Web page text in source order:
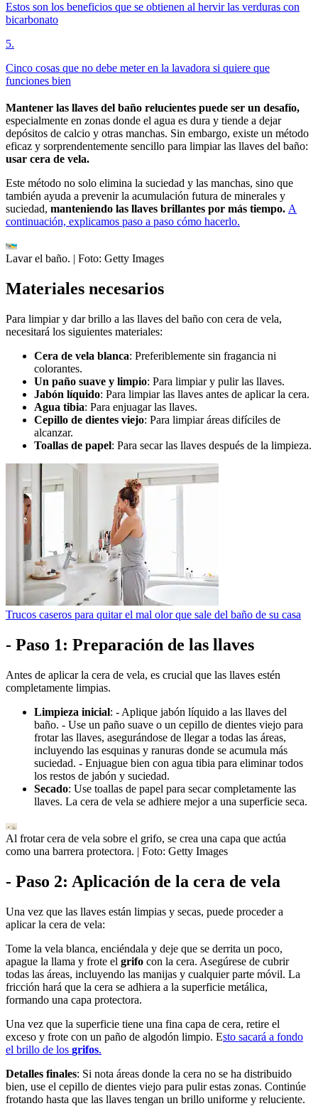
Estos son los beneficios que se obtienen al hervir las verduras con
bicarbonato
5.
Cinco cosas que no debe meter en la lavadora si quiere que
funciones bien
Mantener las llaves del baño relucientes puede ser un desafío,
especialmente en zonas donde el agua es dura y tiende a dejar
depósitos de calcio y otras manchas. Sin embargo, existe un método
eficaz y sorprendentemente sencillo para limpiar las llaves del baño:
usar cera de vela.
Este método no solo elimina la suciedad y las manchas, sino que
también ayuda a prevenir la acumulación futura de minerales y
suciedad, manteniendo las llaves brillantes por más tiempo. A
continuación, explicamos paso a paso cómo hacerlo.
Lavar el baño. | Foto: Getty Images
Materiales necesarios
Para limpiar y dar brillo a las llaves del baño con cera de vela,
necesitará los siguientes materiales:
Cera de vela blanca: Preferiblemente sin fragancia ni
colorantes.
Un paño suave y limpio: Para limpiar y pulir las llaves.
Jabón líquido: Para limpiar las llaves antes de aplicar la cera.
Agua tibia: Para enjuagar las llaves.
Cepillo de dientes viejo: Para limpiar áreas difíciles de
alcanzar.
Toallas de papel: Para secar las llaves después de la limpieza.
Trucos caseros para quitar el mal olor que sale del baño de su casa
- Paso 1: Preparación de las llaves
Antes de aplicar la cera de vela, es crucial que las llaves estén
completamente limpias.
Limpieza inicial: - Aplique jabón líquido a las llaves del
baño. - Use un paño suave o un cepillo de dientes viejo para
frotar las llaves, asegurándose de llegar a todas las áreas,
incluyendo las esquinas y ranuras donde se acumula más
suciedad. - Enjuague bien con agua tibia para eliminar todos
los restos de jabón y suciedad.
Secado: Use toallas de papel para secar completamente las
llaves. La cera de vela se adhiere mejor a una superficie seca.
Al frotar cera de vela sobre el grifo, se crea una capa que actúa
como una barrera protectora. | Foto: Getty Images
- Paso 2: Aplicación de la cera de vela
Una vez que las llaves están limpias y secas, puede proceder a
aplicar la cera de vela:
Tome la vela blanca, enciéndala y deje que se derrita un poco,
apague la llama y frote el grifo con la cera. Asegúrese de cubrir
todas las áreas, incluyendo las manijas y cualquier parte móvil. La
fricción hará que la cera se adhiera a la superficie metálica,
formando una capa protectora.
Una vez que la superficie tiene una fina capa de cera, retire el
exceso y frote con un paño de algodón limpio. Esto sacará a fondo
el brillo de los grifos.
Detalles finales: Si nota áreas donde la cera no se ha distribuido
bien, use el cepillo de dientes viejo para pulir estas zonas. Continúe
frotando hasta que las llaves tengan un brillo uniforme y reluciente.